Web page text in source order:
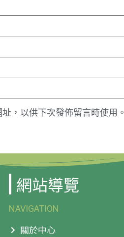
，以供下次發佈留言時使用。
網站導覽
NAVIGATION
關於中心